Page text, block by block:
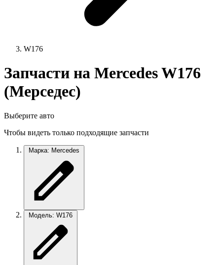
W176
Запчасти на Mercedes W176
(Мерседес)
Выберите авто
Чтобы видеть только подходящие запчасти
Марка: Mercedes
Модель: W176